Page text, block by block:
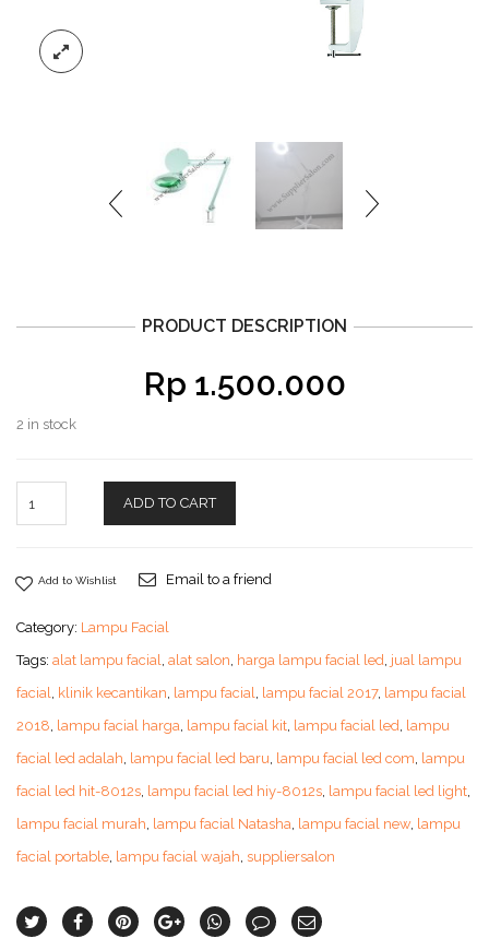
PRODUCT DESCRIPTION
Rp 1.500.000
2 in stock
ADD TO CART
Add to Wishlist Email to a friend
Category: Lampu Facial
Tags: alat lampu facial, alat salon, harga lampu facial led, jual lampu
facial, klinik kecantikan, lampu facial, lampu facial 2017, lampu facial
2018, lampu facial harga, lampu facial kit, lampu facial led, lampu
facial led adalah, lampu facial led baru, lampu facial led com, lampu
facial led hit-8012s, lampu facial led hiy-8012s, lampu facial led light,
lampu facial murah, lampu facial Natasha, lampu facial new, lampu
facial portable, lampu facial wajah, suppliersalon